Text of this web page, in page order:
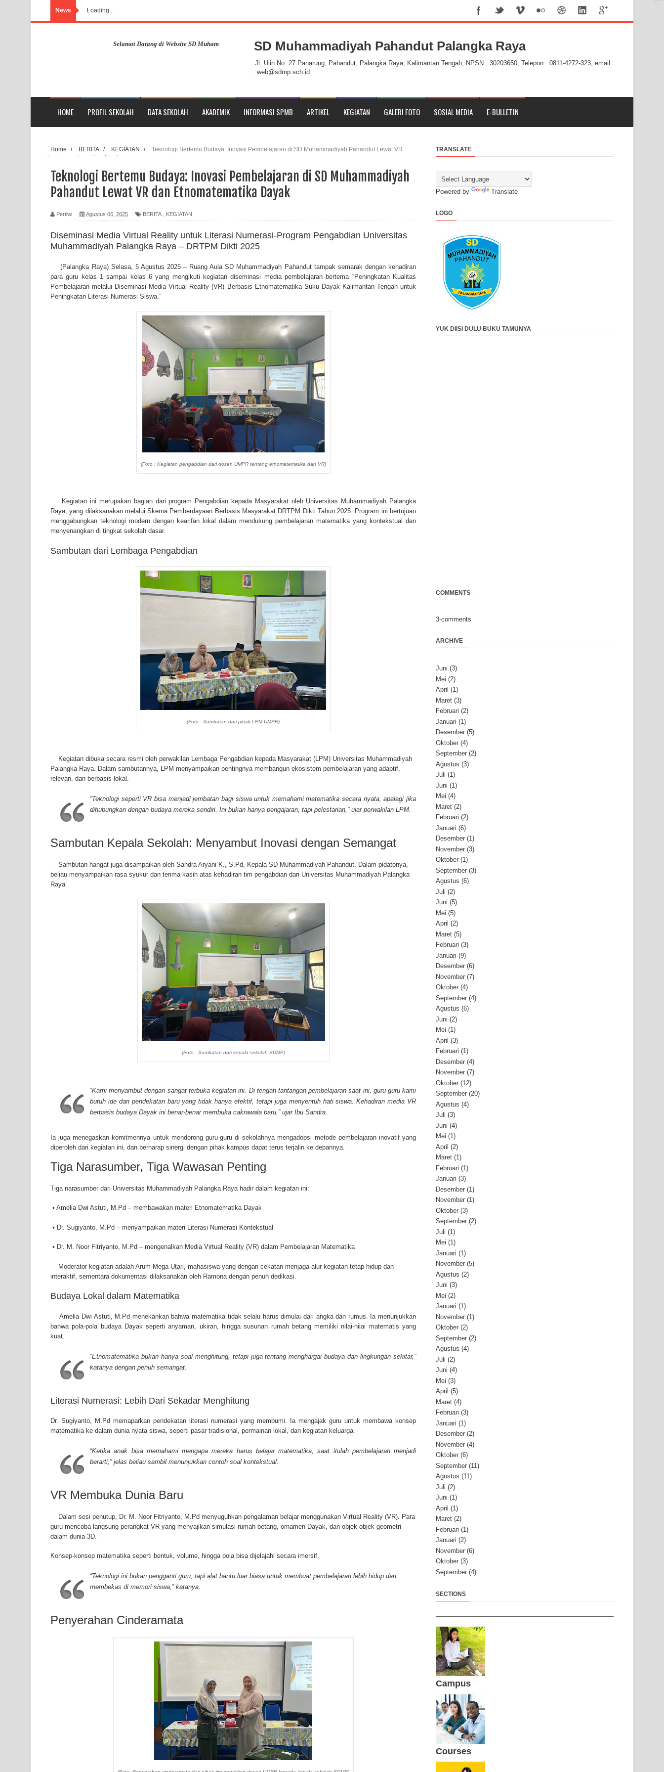
News Loading...
Selamat Datang di Website SD Muhammadiyah Pahandut Palangka RayaSD Muhammadiyah Pahandut Palangka Raya
Jl. Ulin No. 27 Panarung, Pahandut, Palangka Raya, Kalimantan Tengah, NPSN : 30203650, Telepon : 0811-4272-323, email
:web@sdmp.sch.id
HOME PROFIL SEKOLAH DATA SEKOLAH AKADEMIK INFORMASI SPMB ARTIKEL KEGIATAN GALERI FOTO SOSIAL MEDIA E-BULLETIN
Home / BERITA / KEGIATAN /
Teknologi Bertemu Budaya: Inovasi Pembelajaran di SD Muhammadiyah Pahandut Lewat VR
dan Etnomatematika Dayak
Teknologi Bertemu Budaya: Inovasi Pembelajaran di SD Muhammadiyah
Pahandut Lewat VR dan Etnomatematika Dayak
Pertiwi Agustus 06, 2025 BERITA KEGIATAN
Diseminasi Media Virtual Reality untuk Literasi Numerasi-Program Pengabdian Universitas
Muhammadiyah Palangka Raya – DRTPM Dikti 2025
(Palangka Raya) Selasa, 5 Agustus 2025 – Ruang Aula SD Muhammadiyah Pahandut tampak semarak dengan kehadiran
para guru kelas 1 sampai kelas 6 yang mengikuti kegiatan diseminasi media pembelajaran bertema “Peningkatan Kualitas
Pembelajaran melalui Diseminasi Media Virtual Reality (VR) Berbasis Etnomatematika Suku Dayak Kalimantan Tengah untuk
Peningkatan Literasi Numerasi Siswa.”
(Foto : Kegiatan pengabdian dari dosen UMPR tentang etnomatematika dan VR)
Kegiatan ini merupakan bagian dari program Pengabdian kepada Masyarakat oleh Universitas Muhammadiyah Palangka
Raya, yang dilaksanakan melalui Skema Pemberdayaan Berbasis Masyarakat DRTPM Dikti Tahun 2025. Program ini bertujuan
menggabungkan teknologi modern dengan kearifan lokal dalam mendukung pembelajaran matematika yang kontekstual dan
menyenangkan di tingkat sekolah dasar.
Sambutan dari Lembaga Pengabdian
(Foto : Sambutan dari pihak LPM UMPR)
Kegiatan dibuka secara resmi oleh perwakilan Lembaga Pengabdian kepada Masyarakat (LPM) Universitas Muhammadiyah
Palangka Raya. Dalam sambutannya, LPM menyampaikan pentingnya membangun ekosistem pembelajaran yang adaptif,
relevan, dan berbasis lokal.
“Teknologi seperti VR bisa menjadi jembatan bagi siswa untuk memahami matematika secara nyata, apalagi jika
dihubungkan dengan budaya mereka sendiri. Ini bukan hanya pengajaran, tapi pelestarian,” ujar perwakilan LPM.
Sambutan Kepala Sekolah: Menyambut Inovasi dengan Semangat
Sambutan hangat juga disampaikan oleh Sandra Aryani K., S.Pd, Kepala SD Muhammadiyah Pahandut. Dalam pidatonya,
beliau menyampaikan rasa syukur dan terima kasih atas kehadiran tim pengabdian dari Universitas Muhammadiyah Palangka
Raya.
(Foto : Sambutan dari kepala sekolah SDMP)
“Kami menyambut dengan sangat terbuka kegiatan ini. Di tengah tantangan pembelajaran saat ini, guru-guru kami
butuh ide dan pendekatan baru yang tidak hanya efektif, tetapi juga menyentuh hati siswa. Kehadiran media VR
berbasis budaya Dayak ini benar-benar membuka cakrawala baru,” ujar Ibu Sandra.
Ia juga menegaskan komitmennya untuk mendorong guru-guru di sekolahnya mengadopsi metode pembelajaran inovatif yang
diperoleh dari kegiatan ini, dan berharap sinergi dengan pihak kampus dapat terus terjalin ke depannya.
Tiga Narasumber, Tiga Wawasan Penting
Tiga narasumber dari Universitas Muhammadiyah Palangka Raya hadir dalam kegiatan ini:
• Amelia Dwi Astuti, M.Pd – membawakan materi Etnomatematika Dayak
• Dr. Sugiyanto, M.Pd – menyampaikan materi Literasi Numerasi Kontekstual
• Dr. M. Noor Fitriyanto, M.Pd – mengenalkan Media Virtual Reality (VR) dalam Pembelajaran Matematika
Moderator kegiatan adalah Arum Mega Utari, mahasiswa yang dengan cekatan menjaga alur kegiatan tetap hidup dan
interaktif, sementara dokumentasi dilaksanakan oleh Ramona dengan penuh dedikasi.
Budaya Lokal dalam Matematika
Amelia Dwi Astuti, M.Pd menekankan bahwa matematika tidak selalu harus dimulai dari angka dan rumus. Ia menunjukkan
bahwa pola-pola budaya Dayak seperti anyaman, ukiran, hingga susunan rumah betang memiliki nilai-nilai matematis yang
kuat.
“Etnomatematika bukan hanya soal menghitung, tetapi juga tentang menghargai budaya dan lingkungan sekitar,”
katanya dengan penuh semangat.
Literasi Numerasi: Lebih Dari Sekadar Menghitung
Dr. Sugiyanto, M.Pd memaparkan pendekatan literasi numerasi yang membumi. Ia mengajak guru untuk membawa konsep
matematika ke dalam dunia nyata siswa, seperti pasar tradisional, permainan lokal, dan kegiatan keluarga.
“Ketika anak bisa memahami mengapa mereka harus belajar matematika, saat itulah pembelajaran menjadi
berarti,” jelas beliau sambil menunjukkan contoh soal kontekstual.
VR Membuka Dunia Baru
Dalam sesi penutup, Dr. M. Noor Fitriyanto, M.Pd menyuguhkan pengalaman belajar menggunakan Virtual Reality (VR). Para
guru mencoba langsung perangkat VR yang menyajikan simulasi rumah betang, ornamen Dayak, dan objek-objek geometri
dalam dunia 3D.
Konsep-konsep matematika seperti bentuk, volume, hingga pola bisa dijelajahi secara imersif.
“Teknologi ini bukan pengganti guru, tapi alat bantu luar biasa untuk membuat pembelajaran lebih hidup dan
membekas di memori siswa,” katanya.
Penyerahan Cinderamata
TRANSLATE
Powered by Translate
LOGO
YUK DIISI DULU BUKU TAMUNYA
COMMENTS
3-comments
ARCHIVE
Juni (3)
Mei (2)
April (1)
Maret (3)
Februari (2)
Januari (1)
Desember (5)
Oktober (4)
September (2)
Agustus (3)
Juli (1)
Juni (1)
Mei (4)
Maret (2)
Februari (2)
Januari (6)
Desember (1)
November (3)
Oktober (1)
September (3)
Agustus (6)
Juli (2)
Juni (5)
Mei (5)
April (2)
Maret (5)
Februari (3)
Januari (9)
Desember (6)
November (7)
Oktober (4)
September (4)
Agustus (6)
Juni (2)
Mei (1)
April (3)
Februari (1)
Desember (4)
November (7)
Oktober (12)
September (20)
Agustus (4)
Juli (3)
Juni (4)
Mei (1)
April (2)
Maret (1)
Februari (1)
Januari (3)
Desember (1)
November (1)
Oktober (3)
September (2)
Juli (1)
Mei (1)
Januari (1)
November (5)
Agustus (2)
Juni (3)
Mei (2)
Januari (1)
November (1)
Oktober (2)
September (2)
Agustus (4)
Juli (2)
Juni (4)
Mei (3)
April (5)
Maret (4)
Februari (3)
Januari (1)
Desember (2)
November (4)
Oktober (6)
September (11)
Agustus (11)
Juli (2)
Juni (1)
April (1)
Maret (2)
Februari (1)
Januari (2)
November (6)
Oktober (3)
September (4)
SECTIONS
Campus
Courses